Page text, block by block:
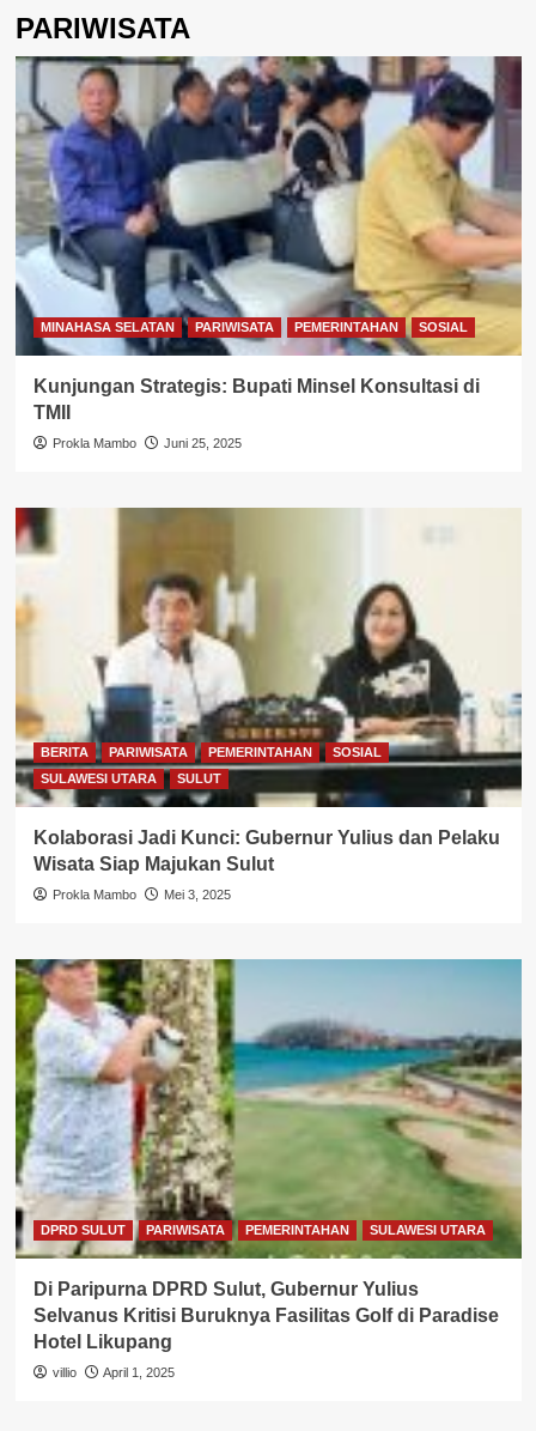
PARIWISATA
MINAHASA SELATAN PARIWISATA PEMERINTAHAN SOSIAL
Kunjungan Strategis: Bupati Minsel Konsultasi di
TMII
Prokla Mambo Juni 25, 2025
BERITA PARIWISATA PEMERINTAHAN
SOSIAL
SULAWESI UTARA
SULUT
Kolaborasi Jadi Kunci: Gubernur Yulius dan Pelaku
Wisata Siap Majukan Sulut
Prokla Mambo Mei 3, 2025
DPRD SULUT PARIWISATA PEMERINTAHAN SULAWESI UTARA
Di Paripurna DPRD Sulut, Gubernur Yulius
Selvanus Kritisi Buruknya Fasilitas Golf di Paradise
Hotel Likupang
villio April 1, 2025